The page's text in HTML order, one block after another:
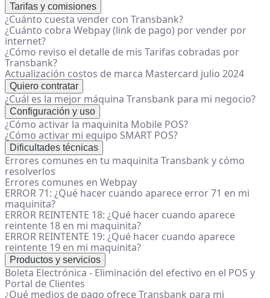
Tarifas y comisiones
¿Cuánto cuesta vender con Transbank?
¿Cuánto cobra Webpay (link de pago) por vender por
internet?
¿Cómo reviso el detalle de mis Tarifas cobradas por
Transbank?
Actualización costos de marca Mastercard julio 2024
Quiero contratar
¿Cuál es la mejor máquina Transbank para mi negocio?
Configuración y uso
¿Cómo activar la maquinita Mobile POS?
¿Cómo activar mi equipo SMART POS?
Dificultades técnicas
Errores comunes en tu maquinita Transbank y cómo
resolverlos
Errores comunes en Webpay
ERROR 71: ¿Qué hacer cuando aparece error 71 en mi
maquinita?
ERROR REINTENTE 18: ¿Qué hacer cuando aparece
reintente 18 en mi maquinita?
ERROR REINTENTE 19: ¿Qué hacer cuando aparece
reintente 19 en mi maquinita?
Productos y servicios
Boleta Electrónica - Eliminación del efectivo en el POS y
Portal de Clientes
¿Qué medios de pago ofrece Transbank para mi